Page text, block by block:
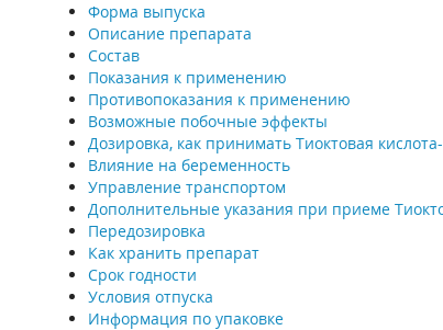
Форма выпуска
Описание препарата
Состав
Показания к применению
Противопоказания к применению
Возможные побочные эффекты
Дозировка, как принимать Тиоктовая
Влияние на беременность
Управление транспортом
Дополнительные указания при приеме
Передозировка
Как хранить препарат
Срок годности
Условия отпуска
Информация по упаковке